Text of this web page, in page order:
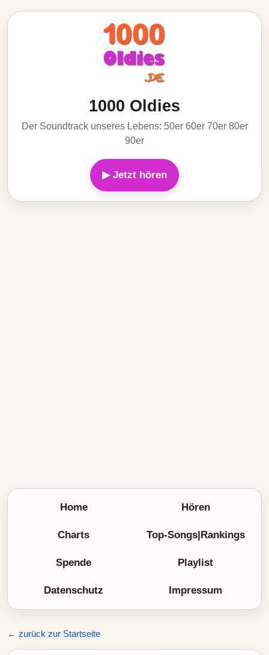
1000 Oldies
Der Soundtrack unseres Lebens: 50er 60er 70er 80er
90er
▶ Jetzt hören
Home Hören
Charts Top-Songs|Rankings
Spende Playlist
Datenschutz Impressum
← zurück zur Startseite